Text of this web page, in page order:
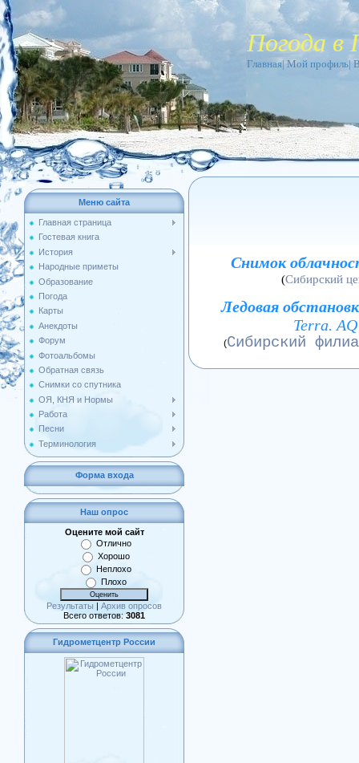
Погода в
Главная|Мой профиль|
Меню сайта
Главная страница
Гостевая книга
История
Народные приметы
Образование
Погода
Карты
Анекдоты
Форум
Фотоальбомы
Обратная связь
Снимки со спутника
ОЯ, КНЯ и Нормы
Работа
Песни
Терминология
Форма входа
Наш опрос
Оцените мой сайт
Отлично
Хорошо
Неплохо
Плохо
Результаты | Архив опросов
Всего ответов: 3081
Гидрометцентр России
Снимок
(Сибирский
Ледовая
Terra.
(Сибирский